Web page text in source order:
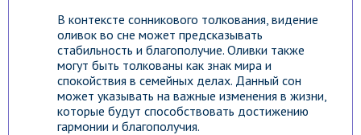
В контексте сонникового толкования, видение
оливок во сне может предсказывать
стабильность и благополучие. Оливки также
могут быть толкованы как знак мира и
спокойствия в семейных делах. Данный сон
может указывать на важные изменения в жизни,
которые будут способствовать достижению
гармонии и благополучия.